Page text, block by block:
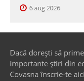
6 aug 2026
Dacă dorești să
importante știri din
Covasna înscrie-te